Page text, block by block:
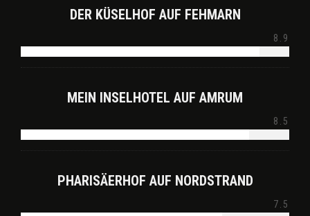
DER KÜSELHOF AUF FEHMARN
8.9
MEIN INSELHOTEL AUF AMRUM
8.5
PHARISÄERHOF AUF NORDSTRAND
7.5